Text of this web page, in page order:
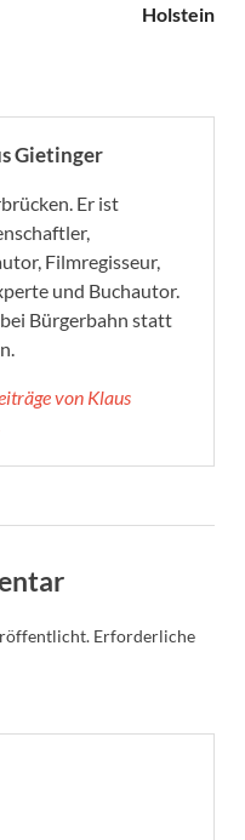
Holstein
Gietinger
Er ist
Filmregisseur,
und Buchautor.
Bürgerbahn statt
von Klaus
Erforderliche